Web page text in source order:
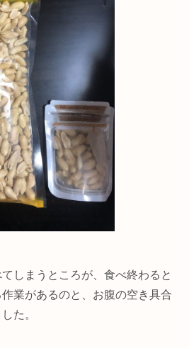
しまうところが、食べ終わると
業があるのと、お腹の空き具合
た。